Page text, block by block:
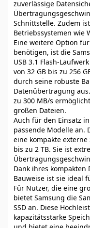
zuverlässige
Schnittstelle. Zudem
Betriebssystemen wie
Eine weitere Option
benötigen, ist die
USB 3.1 Flash-
von 32 GB bis zu 256
durch seine robuste
Datenübertragung
zu 300 MB/s
großen Dateien.
Auch für den Einsatz
passende Modelle an.
eine kompakte externe
bis zu 2 TB. Sie ist
Dank ihres
Bauweise ist sie ideal
Für Nutzer, die eine
bietet Samsung die
SSD an. Diese
kapazitätsstarke